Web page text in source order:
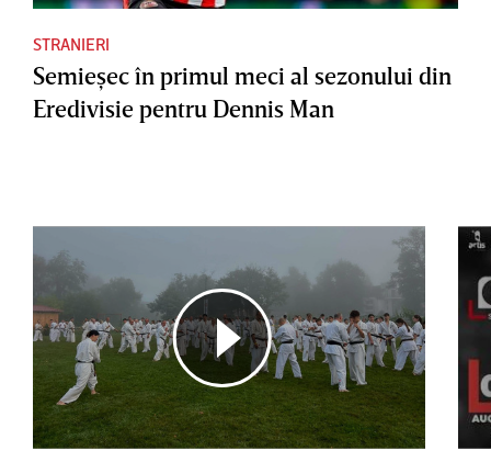
STRANIERI
Semieşec în primul meci al sezonului din
Eredivisie pentru Dennis Man